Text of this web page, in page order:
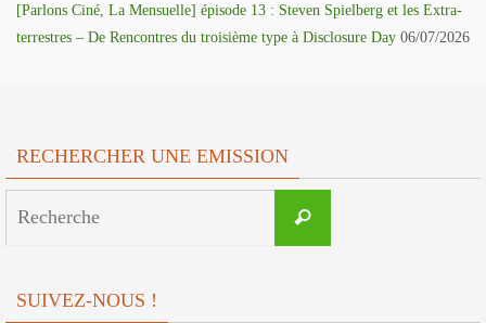
[Parlons Ciné, La Mensuelle] épisode 13 : Steven Spielberg et les Extra-
terrestres – De Rencontres du troisième type à Disclosure Day 06/07/2026
RECHERCHER UNE EMISSION
Recherche
SUIVEZ-NOUS !